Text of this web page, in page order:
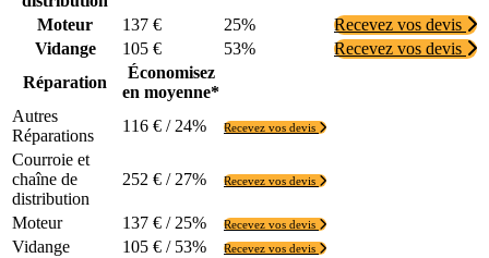
Moteur 137 € 25%
Recevez vos devis
Vidange
105 € 53%
Recevez vos devis
Réparation
Économisez
en moyenne*
Autres
Réparations
116 € / 24% Recevez vos devis
Courroie et
chaîne de
distribution
252 € / 27% Recevez vos devis
Moteur 137 € / 25% Recevez vos devis
Vidange 105 € / 53% Recevez vos devis